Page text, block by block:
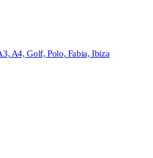
A4, Golf, Polo, Fabia, Ibiza